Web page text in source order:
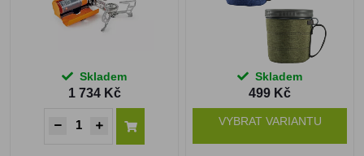
Skladem
1 734 Kč
Skladem
499 Kč
VYBRAT VARIANTU